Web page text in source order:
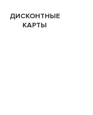
ДИСКОНТНЫЕ
КАРТЫ